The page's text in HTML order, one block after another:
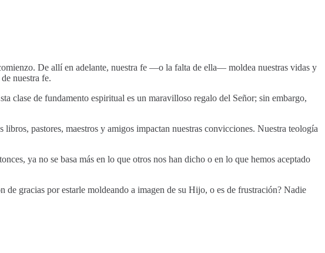
De allí en adelante, nuestra fe —o la falta de ella— moldea nuestras vidas y
nuestra fe.
clase de fundamento espiritual es un maravilloso regalo del Señor; sin embargo,
pastores, maestros y amigos impactan nuestras convicciones. Nuestra teología
ya no se basa más en lo que otros nos han dicho o en lo que hemos aceptado
de gracias por estarle moldeando a imagen de su Hijo, o es de frustración? Nadie